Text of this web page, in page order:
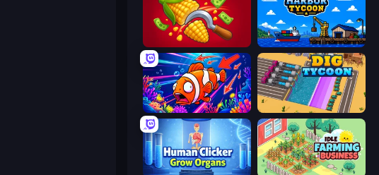
Farm-51: Secret Harvest Harbor Tycoon
Fish Catch Idle Dig Tycoon